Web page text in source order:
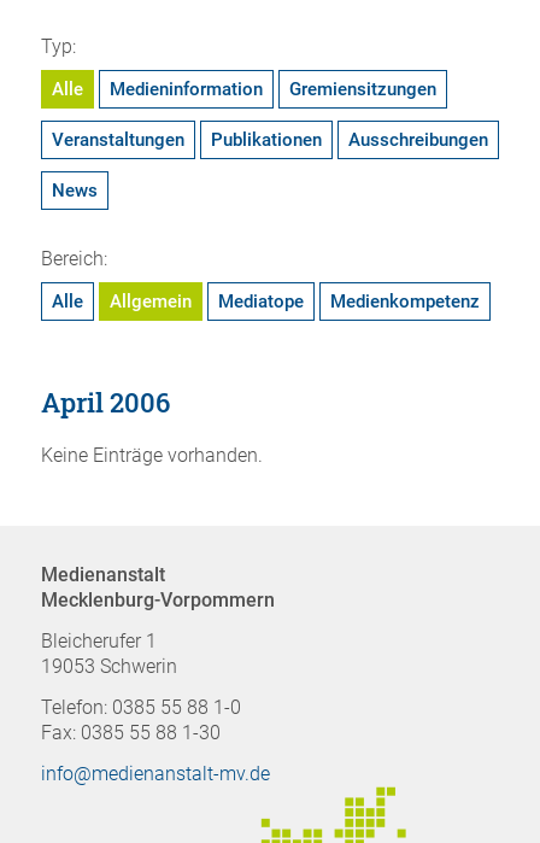
Typ:
Alle Medieninformation Gremiensitzungen
Veranstaltungen Publikationen Ausschreibungen
News
Bereich:
Alle Allgemein Mediatope Medienkompetenz
April 2006
Keine Einträge vorhanden.
Medienanstalt
Mecklenburg-Vorpommern
Bleicherufer 1
19053 Schwerin
Telefon: 0385 55 88 1-0
Fax: 0385 55 88 1-30
info@medienanstalt-mv.de